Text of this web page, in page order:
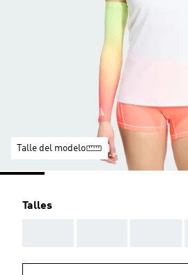
Talle del modelo
Talles